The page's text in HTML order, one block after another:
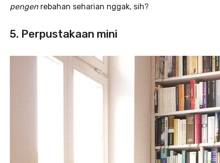
pengen rebahan seharian nggak, sih?
5. Perpustakaan mini